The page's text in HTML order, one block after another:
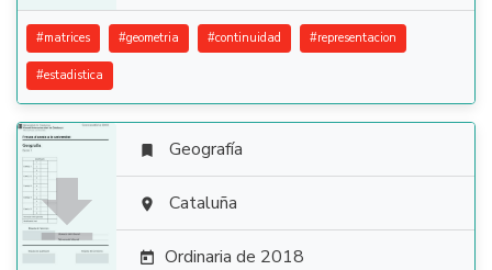
#matrices #geometria #continuidad #representacion
#estadistica

 Geografía
 Cataluña
 Ordinaria de 2018